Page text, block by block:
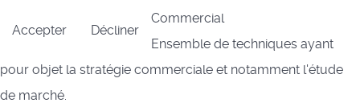
Accepter Décliner
Commercial
Ensemble de techniques ayant
pour objet la stratégie commerciale et notamment l'étude
de marché.